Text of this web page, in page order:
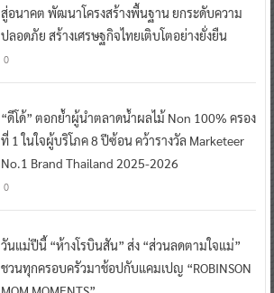
สู่อนาคต พัฒนาโครงสร้างพื้นฐาน ยกระดับความ
ปลอดภัย สร้างเศรษฐกิจไทยเติบโตอย่างยั่งยืน
0
“ดีโด้” ตอกย้ำผู้นำตลาดน้ำผลไม้ Non 100% ครอง
ที่ 1 ในใจผู้บริโภค 8 ปีซ้อน คว้ารางวัล Marketeer
No.1 Brand Thailand 2025-2026
0
วันแม่ปีนี้ “ห้างโรบินสัน” ส่ง “ส่วนลดตามใจแม่”
ชวนทุกครอบครัวมาช้อปกับแคมเปญ “ROBINSON